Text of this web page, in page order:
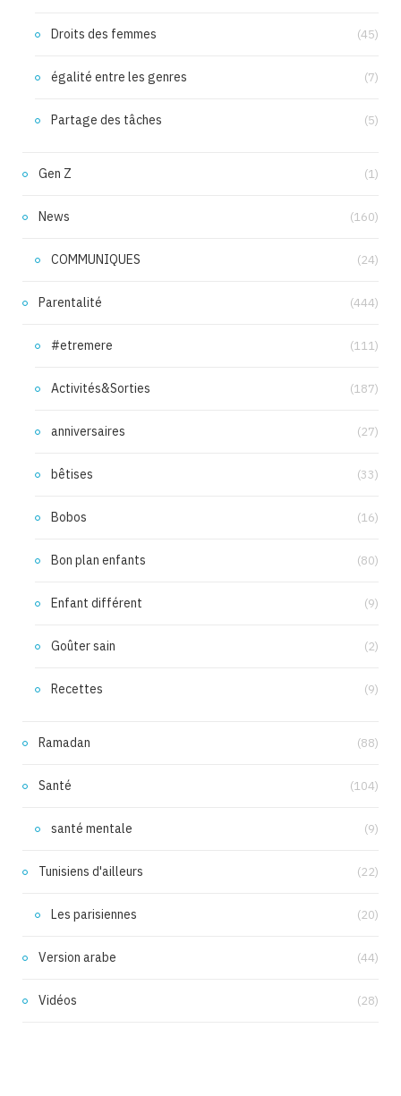
Droits des femmes (45)
égalité entre les genres (7)
Partage des tâches (5)
Gen Z (1)
News (160)
COMMUNIQUES (24)
Parentalité (444)
#etremere (111)
Activités&Sorties (187)
anniversaires (27)
bêtises (33)
Bobos (16)
Bon plan enfants (80)
Enfant différent (9)
Goûter sain (2)
Recettes (9)
Ramadan (88)
Santé (104)
santé mentale (9)
Tunisiens d'ailleurs (22)
Les parisiennes (20)
Version arabe (44)
Vidéos (28)